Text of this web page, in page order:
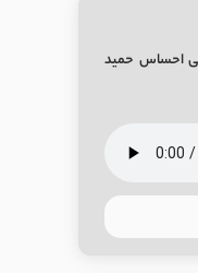
بی احساس حمید